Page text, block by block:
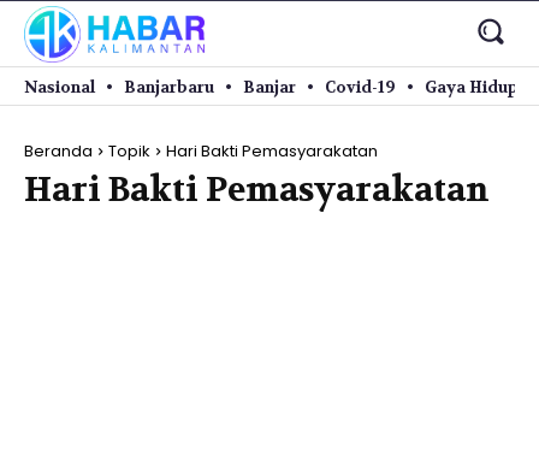
Nasional Banjarbaru Banjar Covid-19 Gaya Hidup
Beranda Topik Hari Bakti Pemasyarakatan
Hari Bakti Pemasyarakatan